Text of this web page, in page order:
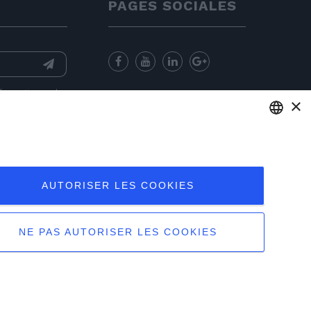
and
PAGES SOCIALES
|Notes légales|Sitemap|EU Data Act Policy
ITALIAN
×
AUTORISER LES COOKIES
NE PAS AUTORISER LES COOKIES